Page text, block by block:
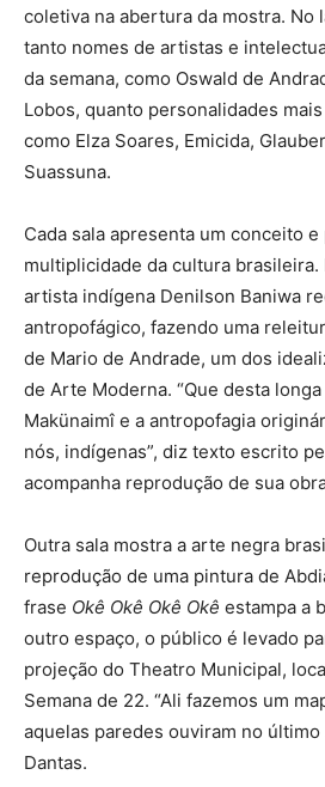
coletiva na abertura da mostra. No
tanto nomes de artistas e
da semana, como Oswald de
Lobos, quanto personalidades
como Elza Soares, Emicida,
Suassuna.
Cada sala apresenta um conceito
multiplicidade da cultura brasileira.
artista indígena Denilson Baniwa
antropofágico, fazendo uma
de Mario de Andrade, um dos
de Arte Moderna. “Que desta
Makünaimî e a antropofagia
nós, indígenas”, diz texto escrito
acompanha reprodução de sua
Outra sala mostra a arte negra
reprodução de uma pintura de
frase Okê Okê Okê Okê estampa a
outro espaço, o público é levado
projeção do Theatro Municipal,
Semana de 22. “Ali fazemos um
aquelas paredes ouviram no último
Dantas.